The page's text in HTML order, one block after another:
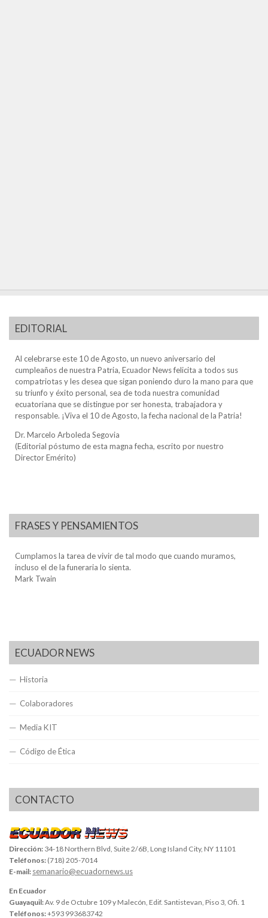
EDITORIAL
Al celebrarse este 10 de Agosto, un nuevo aniversario del
cumpleaños de nuestra Patria, Ecuador News felicita a todos sus
compatriotas y les desea que sigan poniendo duro la mano para que
su triunfo y éxito personal, sea de toda nuestra comunidad
ecuatoriana que se distingue por ser honesta, trabajadora y
responsable. ¡Viva el 10 de Agosto, la fecha nacional de la Patria!
Dr. Marcelo Arboleda Segovia
(Editorial póstumo de esta magna fecha, escrito por nuestro
Director Emérito)
FRASES Y PENSAMIENTOS
Cumplamos la tarea de vivir de tal modo que cuando muramos,
incluso el de la funeraria lo sienta.
Mark Twain
ECUADOR NEWS
Historia
Colaboradores
Media KIT
Código de Ética
CONTACTO
Dirección: 34-18 Northern Blvd, Suite 2/6B, Long Island City, NY 11101
Teléfonos: (718) 205-7014
E-mail: semanario@ecuadornews.us
En Ecuador
Guayaquil:Av. 9 de Octubre 109 y Malecón, Edif. Santistevan, Piso 3, Ofi. 1
Teléfonos:+593 993683742